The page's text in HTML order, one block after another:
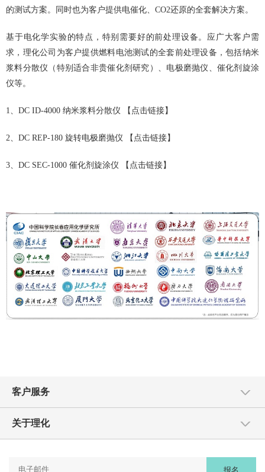
的测试方案。同时也为客户提供电催化、CO2还原的全套解决方案。
基于电化学实验的特点，特别需要好的前处理设备。应广大客户需
求，理化公司为客户提供燃料电池测试的全套前处理设备，包括纳米
浆料分散仪（特别适合非贵催化剂研究）、电极磨抛仪、催化剂旋涂
仪等。
1、DC ID-4000 纳米浆料分散仪 【点击链接】
2、DC REP-180 旋转电极磨抛仪 【点击链接】
3、DC SEC-1000 催化剂旋涂仪 【点击链接】
客户服务
关于理化
报名